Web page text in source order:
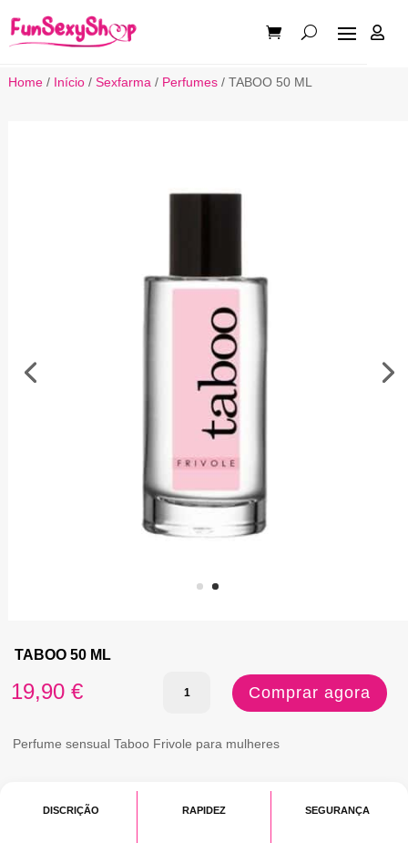

Home/ Início/ Sexfarma / Perfumes/ TABOO 50 ML
TABOO 50 ML
19,90 €
Quantidade
TABOO
Comprar agora
Perfume sensual Taboo Frivole para mulheres
DISCRIÇÃO RAPIDEZ SEGURANÇA